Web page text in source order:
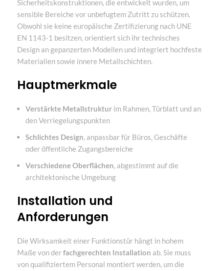
Sicherheitskonstruktionen, die entwickelt wurden, um
sensible Bereiche vor unbefugtem Zutritt zu schützen.
Obwohl sie keine europäische Zertifizierung nach UNE
EN 1143-1 besitzen, orientiert sich ihr technisches
Design an gepanzerten Modellen und integriert hochfeste
Materialien sowie innere Metallschichten.
Hauptmerkmale
Verstärkte Metallstruktur im Rahmen, Türblatt und an
den Verriegelungspunkten
Schlichtes Design, anpassbar für Büros, Geschäfte
oder öffentliche Zugangsbereiche
Verschiedene Oberflächen, abgestimmt auf die
architektonische Umgebung
Installation und
Anforderungen
Die Wirksamkeit einer Funktionstür hängt in hohem
Maße von derfachgerechten Installation ab. Sie muss
von qualifiziertem Personal montiert werden, um die